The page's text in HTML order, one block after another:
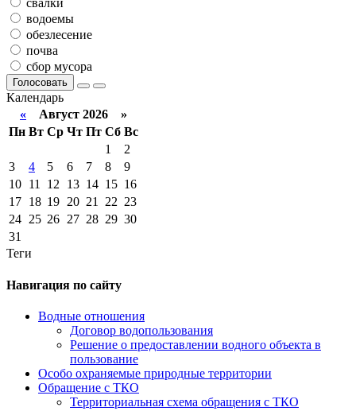
свалки
водоемы
обезлесение
почва
сбор мусора
Голосовать
Календарь
« Август 2026 »
Пн Вт Ср Чт Пт Сб Вс
1
2
3
4 5 6 7 8
9
10 11 12 13 14 15 16
17 18 19 20 21 22 23
24 25 26 27 28 29 30
31
Теги
Навигация по сайту
Водные отношения
Договор водопользования
Решение о предоставлении водного объекта в
пользование
Особо охраняемые природные территории
Обращение с ТКО
Территориальная схема обращения с ТКО